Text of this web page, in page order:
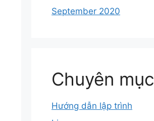
September 2020
Chuyên mục
Hướng dẫn lập trình